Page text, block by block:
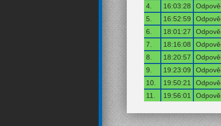
4.
16:03:28
5.
16:52:59
6.
18:01:27
7.
18:16:08
8.
18:20:57
9.
19:23:09
10.
19:50:21
11.
19:56:01